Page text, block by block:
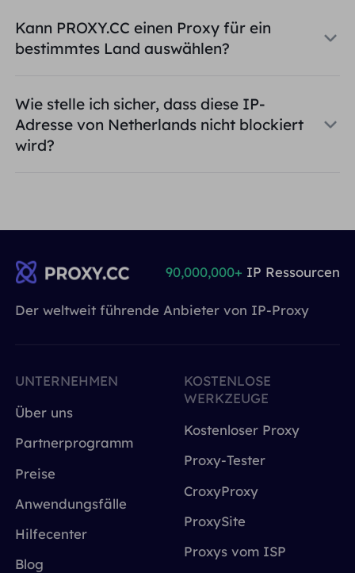
Kann PROXY.CC einen Proxy für ein
bestimmtes Land auswählen?
Wie stelle ich sicher, dass diese IP-
Adresse von Netherlands nicht blockiert
wird?
Der weltweit führende Anbieter von IP-Proxy
90,000,000+ IP Ressourcen
UNTERNEHMEN
Über uns
Partnerprogramm
Preise
Anwendungsfälle
Hilfecenter
Blog
KOSTENLOSE
WERKZEUGE
Kostenloser Proxy
Proxy-Tester
CroxyProxy
ProxySite
Proxys vom ISP